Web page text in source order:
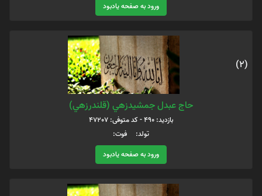
ورود به صفحه یادبود
(2)
حاج عبدل جمشيدزهي (قلندرزهي)
بازدید: 490 - کد متوفی: 47207
تولد: فوت:
ورود به صفحه یادبود